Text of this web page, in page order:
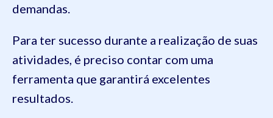
demandas.
Para ter sucesso durante a realização de suas
atividades, é preciso contar com uma
ferramenta que garantirá excelentes
resultados.